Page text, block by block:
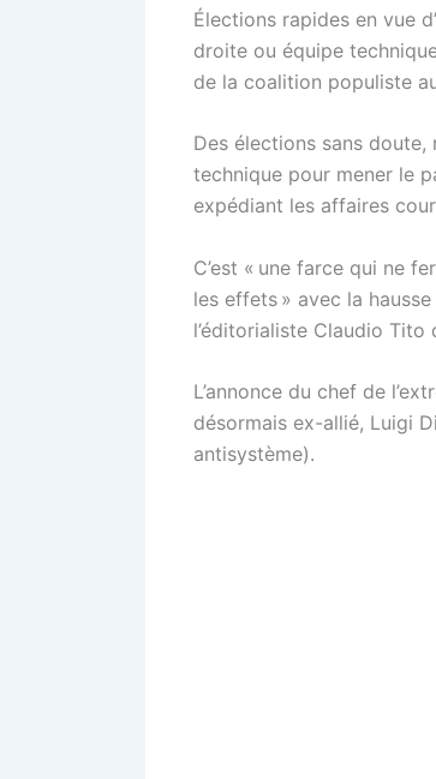
Élections rapides en vue
droite ou équipe
de la coalition populiste
Des élections sans
technique pour mener le
expédiant les affaires
C’est « une farce qui ne
les effets » avec la
l’éditorialiste Claudio
L’annonce du chef de
désormais ex-allié, Luigi
antisystème).